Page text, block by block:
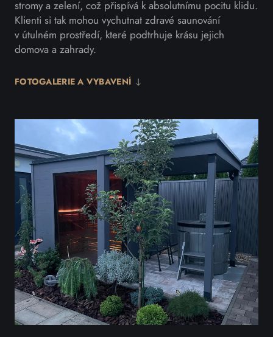
stromy a zelení, což přispívá k absolutnímu pocitu klidu.
Klienti si tak mohou vychutnat zdravé saunování
v útulném prostředí, které podtrhuje krásu jejich
domova a zahrady.
FOTOGALERIE A VYBAVENÍ